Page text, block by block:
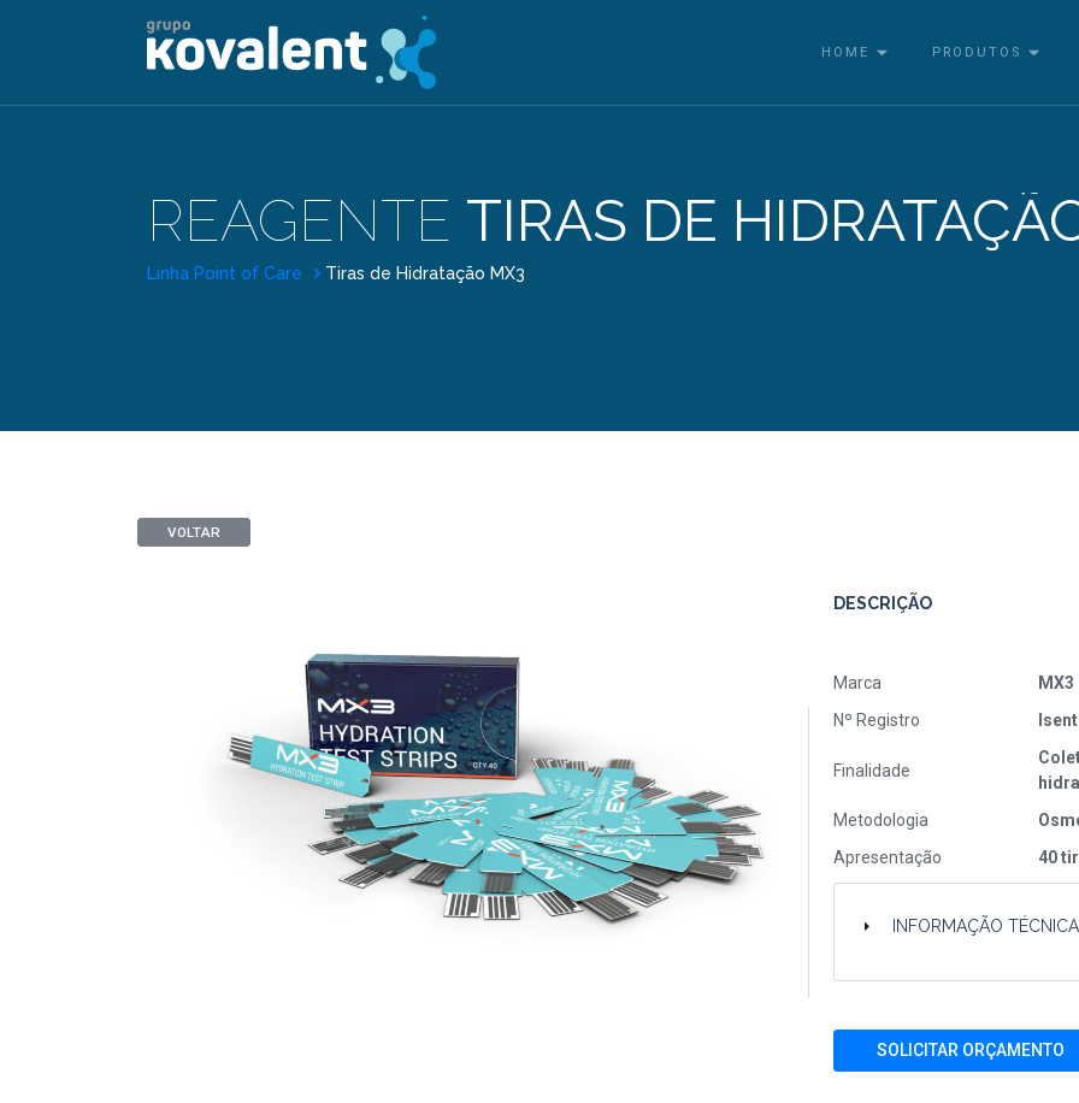
HOME PRODUTOS
REAGENTE TIRAS DE
Linha Point of Care Tiras de Hidratação MX3
VOLTAR
DESCRIÇÃO
Marca
Nº Registro
Finalidade
Metodologia
Apresentação
40
INFORMAÇÃO TÉCNICA
SOLICITAR ORÇAMENTO